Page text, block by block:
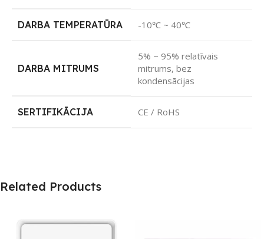
DARBA TEMPERATŪRA -10℃ ~ 40℃
DARBA MITRUMS
5% ~ 95% relatīvais
mitrums, bez
kondensācijas
SERTIFIKĀCIJA CE / RoHS
Related Products